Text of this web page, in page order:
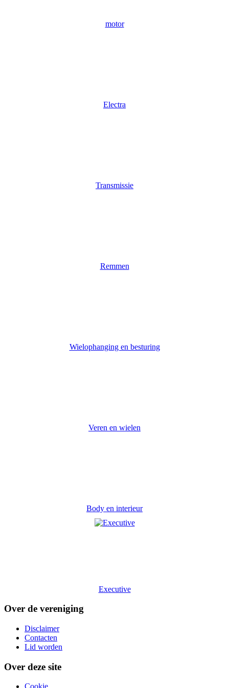
motor
Electra
Transmissie
Remmen
Wielophanging en besturing
Veren en wielen
Body en interieur
Executive
Over de vereniging
Disclaimer
Contacten
Lid worden
Over deze site